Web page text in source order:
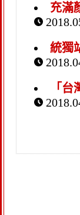
充滿
統獨
「